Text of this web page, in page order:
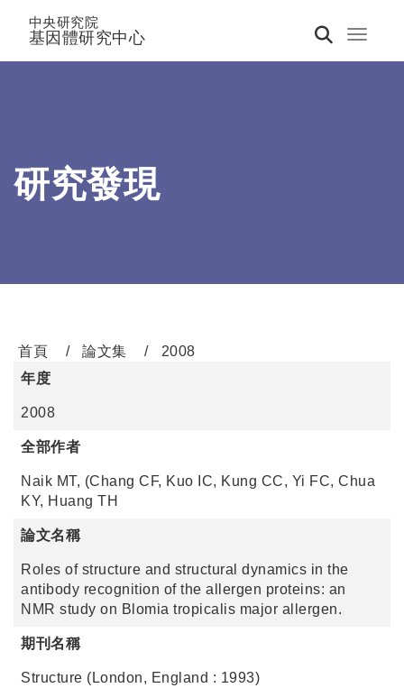
Toggle
中央研究院
基因體研究中心
研究發現
首頁 論文集
2008
年度
2008
全部作者
Naik MT, (Chang CF, Kuo IC, Kung CC, Yi FC, Chua
KY, Huang TH
論文名稱
Roles of structure and structural dynamics in the
antibody recognition of the allergen proteins: an
NMR study on Blomia tropicalis major allergen.
期刊名稱
Structure (London, England : 1993)